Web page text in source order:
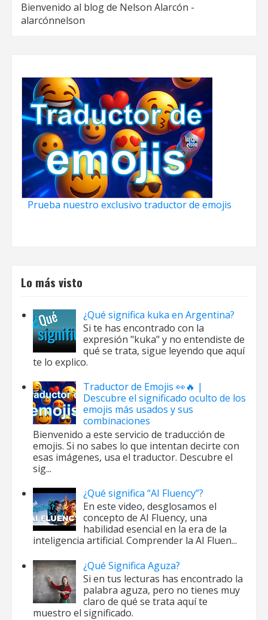
Bienvenido al blog de Nelson Alarcón -
alarcónnelson
Prueba nuestro exclusivo traductor de emojis
Lo más visto
¿Qué significa kuka en Argentina?
Si te has encontrado con la
expresión "kuka" y no entendiste de
qué se trata, sigue leyendo que aquí
te lo explico.
Traductor de Emojis 👀🔥 |
Descubre el significado oculto de los
emojis más usados y sus
combinaciones
Bienvenido a este servicio de traducción de
emojis. Si no sabes lo que intentan decirte con
esas imágenes, usa el traductor. Descubre el
sig...
¿Qué significa “AI Fluency”?
En este video, desglosamos el
concepto de AI Fluency, una
habilidad esencial en la era de la
inteligencia artificial. Comprender la AI Fluen...
¿Qué Significa Aguza?
Si en tus lecturas has encontrado la
palabra aguza, pero no tienes muy
claro de qué se trata aquí te
muestro el significado.